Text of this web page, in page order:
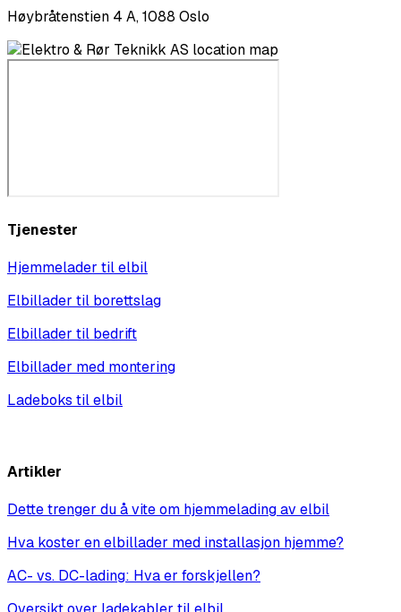
Høybråtenstien 4 A, 1088 Oslo
Tjenester
Hjemmelader til elbil
Elbillader til borettslag
Elbillader til bedrift
Elbillader med montering
Ladeboks til elbil
Artikler
Dette trenger du å vite om hjemmelading av elbil
Hva koster en elbillader med installasjon hjemme?
AC- vs. DC-lading: Hva er forskjellen?